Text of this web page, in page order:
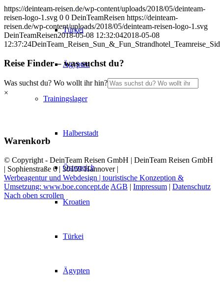
Türkei
Ägypten
Trainingslager
Halberstadt
Österreich
Kroatien
Türkei
Ägypten
https://deinteam-reisen.de/wp-content/uploads/2018/05/deinteam-
reisen-logo-1.svg 0 0 DeinTeamReisen https://deinteam-
reisen.de/wp-content/uploads/2018/05/deinteam-reisen-logo-1.svg
DeinTeamReisen2018-05-08 12:32:042018-05-08
12:37:24
Reise Finder – was suchst du?
Was suchst du? Wo wollt ihr hin?
×
Warenkorb
© Copyright - DeinTeam Reisen GmbH | DeinTeam Reisen GmbH
| Sophienstraße 6 | 30159 Hannover |
Werbeagentur und Webdesign | touristische Konzeption &
Umsetzung: www.boe.concept.de AGB | Impressum | Datenschutz
Nach oben scrollen